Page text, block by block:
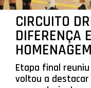
CIRCUITO
DIFERENÇA
Etapa final
voltou a